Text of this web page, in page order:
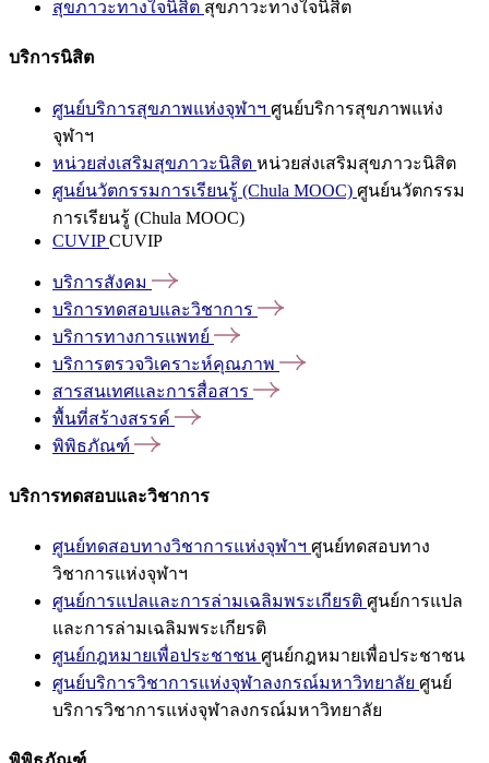
สุขภาวะทางใจนิสิต สุขภาวะทางใจนิสิต
บริการนิสิต
ศูนย์บริการสุขภาพแห่งจุฬาฯ ศูนย์บริการสุขภาพแห่ง
จุฬาฯ
หน่วยส่งเสริมสุขภาวะนิสิต หน่วยส่งเสริมสุขภาวะนิสิต
ศูนย์นวัตกรรมการเรียนรู้ (Chula MOOC) ศูนย์นวัตกรรม
การเรียนรู้ (Chula MOOC)
CUVIPCUVIP
บริการสังคม
บริการทดสอบและวิชาการ
บริการทางการแพทย์
บริการตรวจวิเคราะห์คุณภาพ
สารสนเทศและการสื่อสาร
พื้นที่สร้างสรรค์
พิพิธภัณฑ์
บริการทดสอบและวิชาการ
ศูนย์ทดสอบทางวิชาการแห่งจุฬาฯ ศูนย์ทดสอบทาง
วิชาการแห่งจุฬาฯ
ศูนย์การแปลและการล่ามเฉลิมพระเกียรติ ศูนย์การแปล
และการล่ามเฉลิมพระเกียรติ
ศูนย์กฎหมายเพื่อประชาชน ศูนย์กฎหมายเพื่อประชาชน
ศูนย์บริการวิชาการแห่งจุฬาลงกรณ์มหาวิทยาลัย ศูนย์
บริการวิชาการแห่งจุฬาลงกรณ์มหาวิทยาลัย